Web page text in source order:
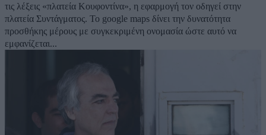
τις λέξεις «πλατεία Κουφοντίνα», η εφαρμογή τον οδηγεί στην
πλατεία Συντάγματος. Το google maps δίνει την δυνατότητα
προσθήκης μέρους με συγκεκριμένη ονομασία ώστε αυτό να
εμφανίζεται...